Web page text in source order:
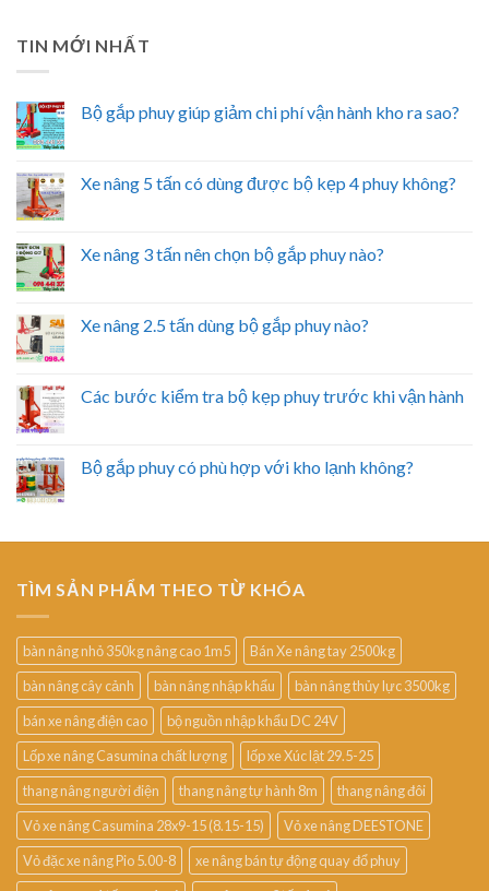
TIN MỚI NHẤT
Bộ gắp phuy giúp giảm chi phí vận hành kho ra sao?
Xe nâng 5 tấn có dùng được bộ kẹp 4 phuy không?
Xe nâng 3 tấn nên chọn bộ gắp phuy nào?
Xe nâng 2.5 tấn dùng bộ gắp phuy nào?
Các bước kiểm tra bộ kẹp phuy trước khi vận hành
Bộ gắp phuy có phù hợp với kho lạnh không?
TÌM SẢN PHẨM THEO TỪ KHÓA
bàn nâng nhỏ 350kg nâng cao 1m5
Bán Xe nâng tay 2500kg
bàn nâng cây cảnh
bàn nâng nhập khẩu
bàn nâng thủy lực 3500kg
bán xe nâng điện cao
bộ nguồn nhập khẩu DC 24V
Lốp xe nâng Casumina chất lượng
lốp xe Xúc lật 29.5-25
thang nâng người điện
thang nâng tự hành 8m
thang nâng đôi
Vỏ xe nâng Casumina 28x9-15 (8.15-15)
Vỏ xe nâng DEESTONE
Vỏ đặc xe nâng Pio 5.00-8
xe nâng bán tự động quay đổ phuy